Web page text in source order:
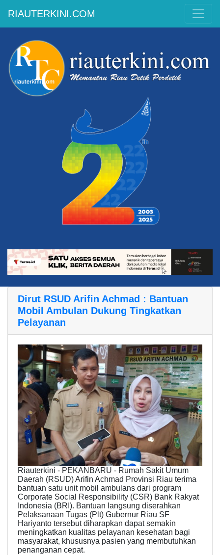
RIAUTERKINI.COM
Dirut RSUD Arifin Achmad : Bantuan
Mobil Ambulan Dukung Tingkatkan
Pelayanan
Riauterkini - PEKANBARU - Rumah Sakit Umum
Daerah (RSUD) Arifin Achmad Provinsi Riau terima
bantuan satu unit mobil ambulans dari program
Corporate Social Responsibility (CSR) Bank Rakyat
Indonesia (BRI). Bantuan langsung diserahkan
Pelaksanaan Tugas (Plt) Gubernur Riau SF
Hariyanto tersebut diharapkan dapat semakin
meningkatkan kualitas pelayanan kesehatan bagi
masyarakat, khususnya pasien yang membutuhkan
penanganan cepat.